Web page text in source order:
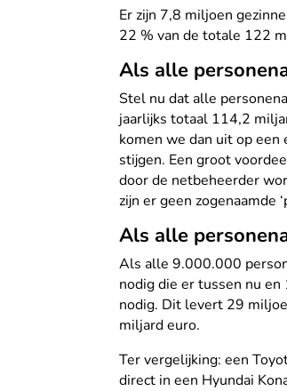
Er zijn 7,8 miljoen
22 % van de totale 122
Als alle
Stel nu dat alle
jaarlijks totaal 114,2
komen we dan uit op
stijgen. Een groot
door de netbeheerder
zijn er geen zogenaamde
Als alle
Als alle 9.000.000
nodig die er tussen nu
nodig. Dit levert 29
miljard euro.
Ter vergelijking: een
direct in een Hyundai